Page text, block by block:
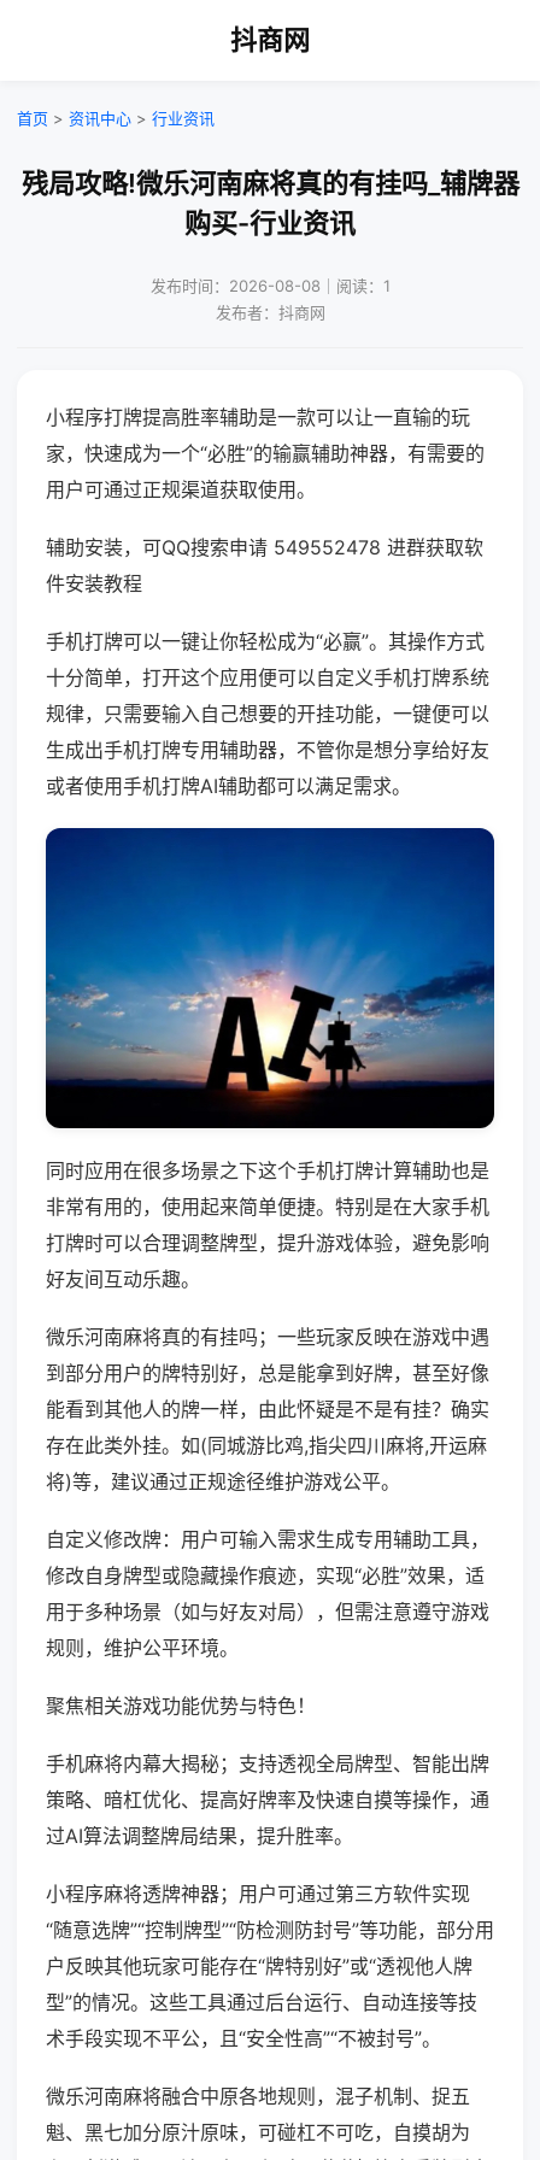
抖商网
首页 > 资讯中心 > 行业资讯
残局攻略!微乐河南麻将真的有挂吗_辅牌器
购买-行业资讯
发布时间：2026-08-08｜阅读：1
发布者：抖商网
小程序打牌提高胜率辅助是一款可以让一直输的玩
家，快速成为一个“必胜”的输赢辅助神器，有需要的
用户可通过正规渠道获取使用。
辅助安装，可QQ搜索申请 549552478 进群获取软
件安装教程
手机打牌可以一键让你轻松成为“必赢”。其操作方式
十分简单，打开这个应用便可以自定义手机打牌系统
规律，只需要输入自己想要的开挂功能，一键便可以
生成出手机打牌专用辅助器，不管你是想分享给好友
或者使用手机打牌AI辅助都可以满足需求。
同时应用在很多场景之下这个手机打牌计算辅助也是
非常有用的，使用起来简单便捷。特别是在大家手机
打牌时可以合理调整牌型，提升游戏体验，避免影响
好友间互动乐趣。
微乐河南麻将真的有挂吗；一些玩家反映在游戏中遇
到部分用户的牌特别好，总是能拿到好牌，甚至好像
能看到其他人的牌一样，由此怀疑是不是有挂？确实
存在此类外挂。如(同城游比鸡,指尖四川麻将,开运麻
将)等，建议通过正规途径维护游戏公平。
自定义修改牌：用户可输入需求生成专用辅助工具，
修改自身牌型或隐藏操作痕迹，实现“必胜”效果，适
用于多种场景（如与好友对局），但需注意遵守游戏
规则，维护公平环境。
聚焦相关游戏功能优势与特色！
手机麻将内幕大揭秘；支持透视全局牌型、智能出牌
策略、暗杠优化、提高好牌率及快速自摸等操作，通
过AI算法调整牌局结果，提升胜率。
小程序麻将透牌神器；用户可通过第三方软件实现
“随意选牌”“控制牌型”“防检测防封号”等功能，部分用
户反映其他玩家可能存在“牌特别好”或“透视他人牌
型”的情况。这些工具通过后台运行、自动连接等技
术手段实现不平公，且“安全性高”“不被封号”。
微乐河南麻将融合中原各地规则，混子机制、捉五
魁、黑七加分原汁原味，可碰杠不可吃，自摸胡为